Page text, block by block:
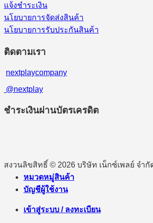
แจ้งชำระเงิน
นโยบายการจัดส่งสินค้า
นโยบายการรับประกันสินค้า
ติดตามเรา
nextplaycompany
@nextplay
ชำระเงินผ่านบัตรเครดิต
สงวนลิขสิทธิ์ © 2026 บริษัท เน็กซ์เพลย์ จำกั
หมวดหมู่สินค้า
บัญชีผู้ใช้งาน
เข้าสู่ระบบ / ลงทะเบียน